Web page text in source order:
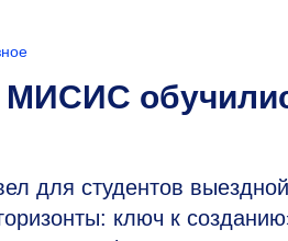
для студентов
ключ к